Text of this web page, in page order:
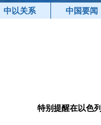
中以关系 中国要闻
特别提醒在以色